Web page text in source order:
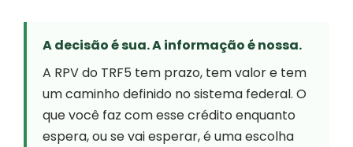
A decisão é sua. A informação é nossa.
A RPV do TRF5 tem prazo, tem valor e tem
um caminho definido no sistema federal. O
que você faz com esse crédito enquanto
espera, ou se vai esperar, é uma escolha